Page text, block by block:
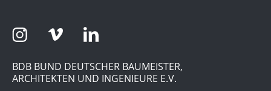
BDB BUND DEUTSCHER BAUMEISTER,
ARCHITEKTEN UND INGENIEURE E.V.